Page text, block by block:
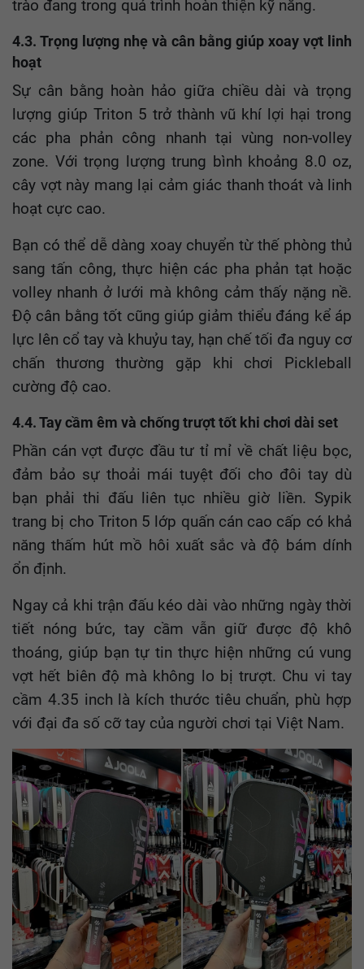
trào đang trong quá trình hoàn thiện kỹ năng.
4.3. Trọng lượng nhẹ và cân bằng giúp xoay vợt linh
hoạt
Sự cân bằng hoàn hảo giữa chiều dài và trọng
lượng giúp Triton 5 trở thành vũ khí lợi hại trong
các pha phản công nhanh tại vùng non-volley
zone. Với trọng lượng trung bình khoảng 8.0 oz,
cây vợt này mang lại cảm giác thanh thoát và linh
hoạt cực cao.
Bạn có thể dễ dàng xoay chuyển từ thế phòng thủ
sang tấn công, thực hiện các pha phản tạt hoặc
volley nhanh ở lưới mà không cảm thấy nặng nề.
Độ cân bằng tốt cũng giúp giảm thiểu đáng kể áp
lực lên cổ tay và khuỷu tay, hạn chế tối đa nguy cơ
chấn thương thường gặp khi chơi Pickleball
cường độ cao.
4.4. Tay cầm êm và chống trượt tốt khi chơi dài set
Phần cán vợt được đầu tư tỉ mỉ về chất liệu bọc,
đảm bảo sự thoải mái tuyệt đối cho đôi tay dù
bạn phải thi đấu liên tục nhiều giờ liền. Sypik
trang bị cho Triton 5 lớp quấn cán cao cấp có khả
năng thấm hút mồ hôi xuất sắc và độ bám dính
ổn định.
Ngay cả khi trận đấu kéo dài vào những ngày thời
tiết nóng bức, tay cầm vẫn giữ được độ khô
thoáng, giúp bạn tự tin thực hiện những cú vung
vợt hết biên độ mà không lo bị trượt. Chu vi tay
cầm 4.35 inch là kích thước tiêu chuẩn, phù hợp
với đại đa số cỡ tay của người chơi tại Việt Nam.